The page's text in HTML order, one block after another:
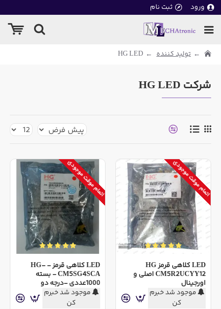
ورود ثبت نام
تولید کننده HG LED
شرکت HG LED
اتمام موقت موجودی
LED کلاهی قرمز HG
CM5R2UCYY12 اصلی و
اورجینال
موجود شد خبرم
کن
اتمام موقت موجودی
LED کلاهی قرمز - HG-
CM5SG4SCA - بسته
1000عددی -درجه دو
موجود شد خبرم
کن